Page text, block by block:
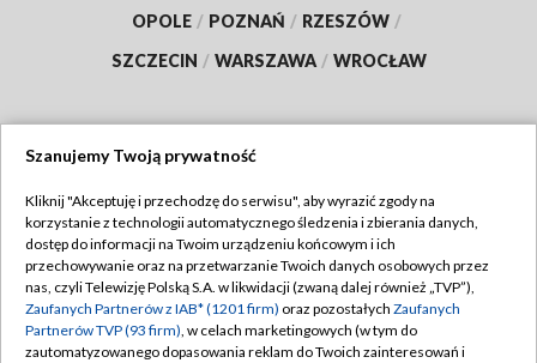
OPOLE / POZNAŃ / RZESZÓW /
SZCZECIN / WARSZAWA / WROCŁAW
TVP
Abonament TVP
Emisja w TVP
Centrum informacji TVP
Regulamin TVP
Polityka prywatności
Moje zgody
Szanujemy Twoją prywatność
Kliknij "Akceptuję i przechodzę do serwisu", aby wyrazić zgody na
korzystanie z technologii automatycznego śledzenia i zbierania danych,
dostęp do informacji na Twoim urządzeniu końcowym i ich
przechowywanie oraz na przetwarzanie Twoich danych osobowych przez
nas, czyli Telewizję Polską S.A. w likwidacji (zwaną dalej również „TVP”),
Zaufanych Partnerów z IAB* (1201 firm) oraz pozostałych Zaufanych
Partnerów TVP (93 firm), w celach marketingowych (w tym do
zautomatyzowanego dopasowania reklam do Twoich zainteresowań i